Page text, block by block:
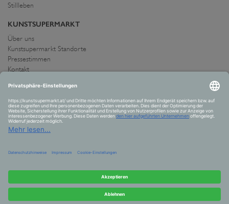
Stillleben
KUNSTSUPERMARKT
Über uns
Kunstsupermarkt Standorte
Pressestimmen
Kontakt
IMPRESSUM UND AGB
Allgemeine Geschäftsbedingungen
Widerrufsrecht
Datenschutzerklärung
Allgemeine Geschäftsbedingungen
Versand und Zahlung